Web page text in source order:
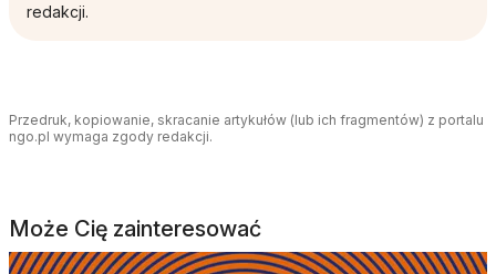
redakcji.
Przedruk, kopiowanie, skracanie artykułów (lub ich fragmentów) z portalu
ngo.pl wymaga zgody redakcji.
Może Cię zainteresować